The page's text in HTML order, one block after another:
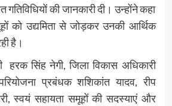
की जानकारी दी। उन्होंने कहा
को उद्यमिता से जोड़कर उनकी आर्थिक
है।
हरक सिंह नेगी, जिला विकास अधिकारी
प्रबंधक शशिकांत यादव, रीप
स्वयं सहायता समूहों की सदस्याएं और